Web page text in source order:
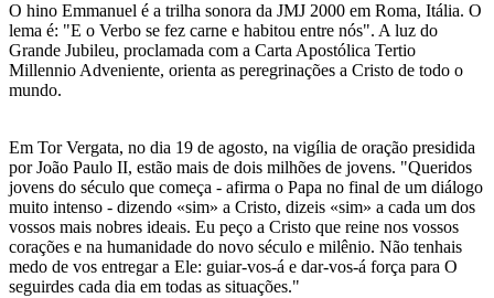
O hino Emmanuel é a trilha sonora da JMJ 2000 em Roma, Itália. O
lema é: "E o Verbo se fez carne e habitou entre nós". A luz do
Grande Jubileu, proclamada com a Carta Apostólica Tertio
Millennio Adveniente, orienta as peregrinações a Cristo de todo o
mundo.
Em Tor Vergata, no dia 19 de agosto, na vigília de oração presidida
por João Paulo II, estão mais de dois milhões de jovens. "Queridos
jovens do século que começa - afirma o Papa no final de um diálogo
muito intenso - dizendo «sim» a Cristo, dizeis «sim» a cada um dos
vossos mais nobres ideais. Eu peço a Cristo que reine nos vossos
corações e na humanidade do novo século e milênio. Não tenhais
medo de vos entregar a Ele: guiar-vos-á e dar-vos-á força para O
seguirdes cada dia em todas as situações."